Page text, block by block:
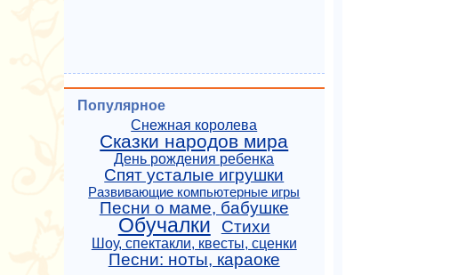
Популярное
Снежная королева
Сказки народов мира
День рождения ребенка
Спят усталые игрушки
Развивающие компьютерные игры
Песни о маме, бабушке
Обучалки Стихи
Шоу, спектакли, квесты, сценки
Песни: ноты, караоке